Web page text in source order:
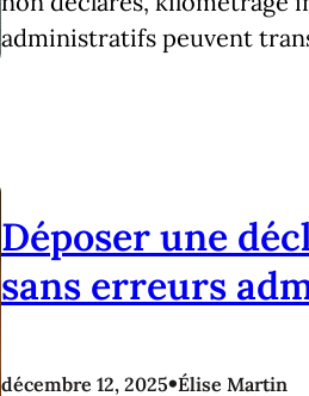
administratifs peuvent
Déposer une
sans erreurs
décembre 12, 2025•Élise Martin